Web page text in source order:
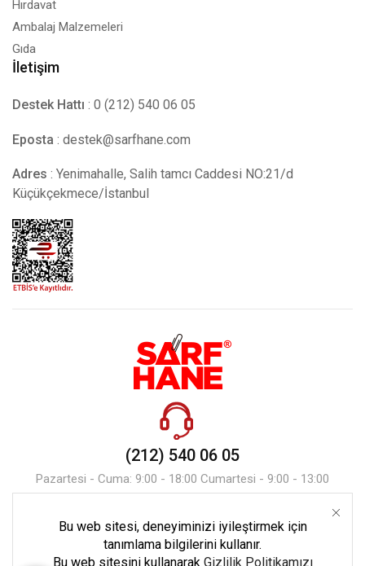
Hırdavat
Ambalaj Malzemeleri
Gıda
İletişim
Destek Hattı : 0 (212) 540 06 05
Eposta : destek@sarfhane.com
Adres : Yenimahalle, Salih tamcı Caddesi NO:21/d
Küçükçekmece/İstanbul
(212) 540 06 05
Pazartesi - Cuma: 9:00 - 18:00 Cumartesi - 9:00 - 13:00
Mesaj Gönder
Bu web sitesi, deneyiminizi iyileştirmek için
tanımlama bilgilerini kullanır.
Bu web sitesini kullanarak Gizlilik Politikamızı